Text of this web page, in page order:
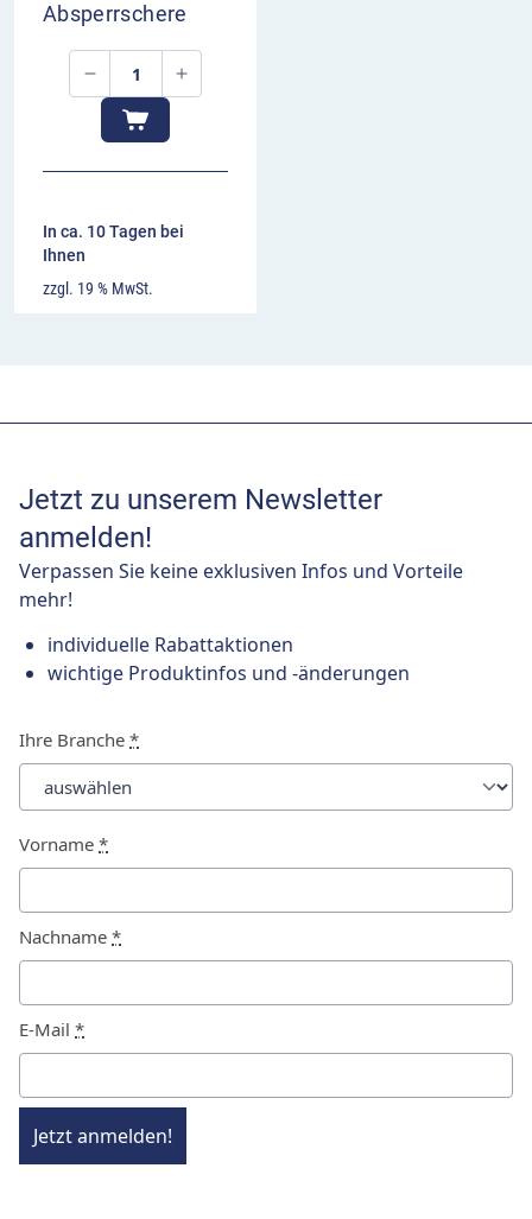
Absperrschere
In ca. 10 Tagen bei
Ihnen
zzgl. 19 % MwSt.
Jetzt zu unserem Newsletter
anmelden!
Verpassen Sie keine exklusiven Infos und Vorteile
mehr!
individuelle Rabattaktionen
wichtige Produktinfos und -änderungen
Ihre Branche *
Vorname *
Nachname *
E-Mail *
Jetzt anmelden!